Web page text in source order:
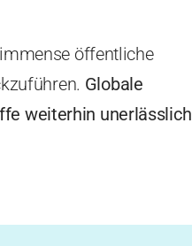
öffentliche
Globale
weiterhin unerlässlich